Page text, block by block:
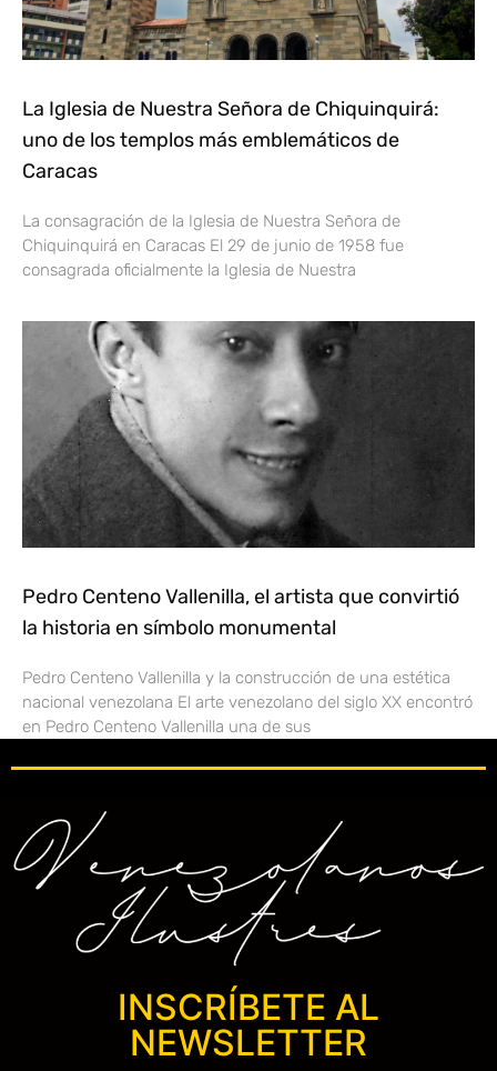
La Iglesia de Nuestra Señora de Chiquinquirá:
uno de los templos más emblemáticos de
Caracas
La consagración de la Iglesia de Nuestra Señora de
Chiquinquirá en Caracas El 29 de junio de 1958 fue
consagrada oficialmente la Iglesia de Nuestra
Pedro Centeno Vallenilla, el artista que convirtió
la historia en símbolo monumental
Pedro Centeno Vallenilla y la construcción de una estética
nacional venezolana El arte venezolano del siglo XX encontró
en Pedro Centeno Vallenilla una de sus
INSCRÍBETE AL
NEWSLETTER